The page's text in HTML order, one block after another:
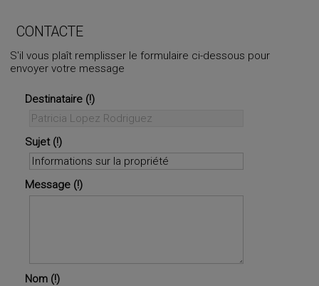
© OpenStreetMap
CONTACTE
S'il vous plaît remplisser le formulaire ci-dessous pour
envoyer votre message
Destinataire
Sujet
Message
Nom